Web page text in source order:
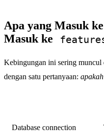
Apa yang Masuk ke
Masuk ke
Kebingungan ini sering muncul
dengan satu pertanyaan:
Database connection